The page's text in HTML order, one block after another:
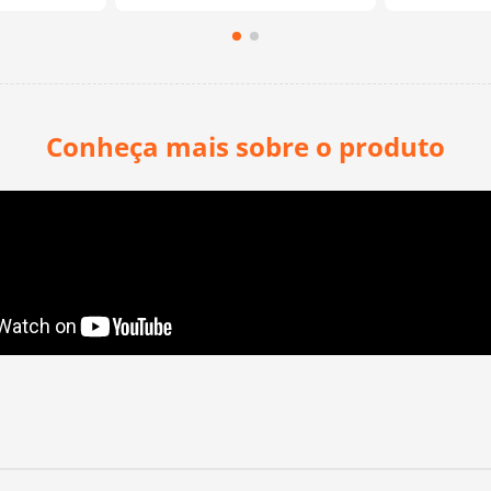
Conheça mais sobre o produto